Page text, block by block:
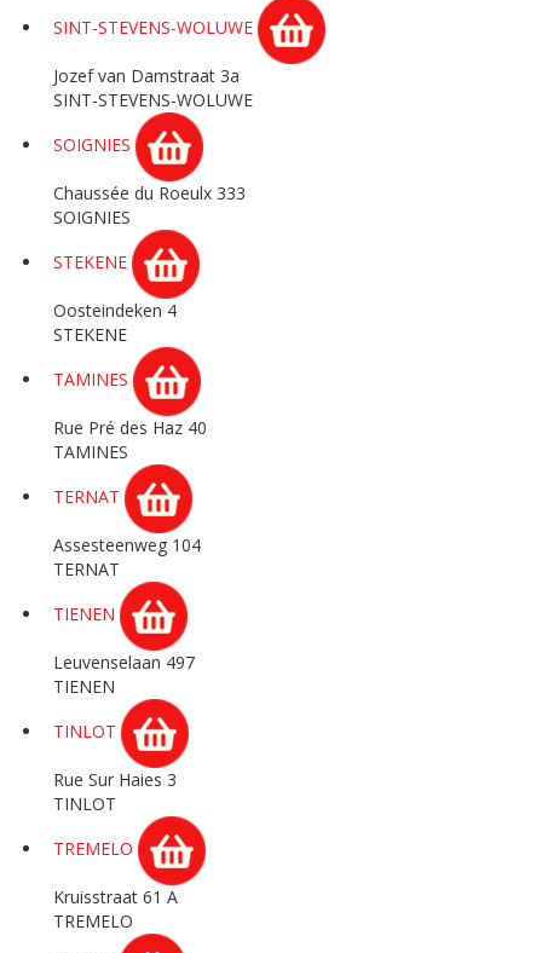
SINT-STEVENS-WOLUWE
Jozef van Damstraat 3a
SINT-STEVENS-WOLUWE
SOIGNIES
Chaussée du Roeulx 333
SOIGNIES
STEKENE
Oosteindeken 4
STEKENE
TAMINES
Rue Pré des Haz 40
TAMINES
TERNAT
Assesteenweg 104
TERNAT
TIENEN
Leuvenselaan 497
TIENEN
TINLOT
Rue Sur Haies 3
TINLOT
TREMELO
Kruisstraat 61 A
TREMELO